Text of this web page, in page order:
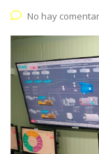
No hay